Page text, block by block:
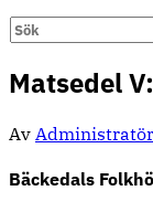
Matsedel
Av Administratör
Bäckedals